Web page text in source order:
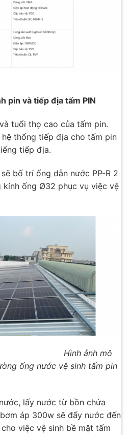
pin và tiếp địa tấm PIN
tuổi thọ cao của tấm pin.
thống tiếp địa cho tấm pin
tiếp địa.
bố trí ống dẫn nước PP-R 2
ống Ø32 phục vụ việc vệ
mô
ống nước vệ sinh tấm pin
lấy nước từ bồn chứa
áp 300w sẽ đẩy nước đến
việc vệ sinh bề mặt tấm